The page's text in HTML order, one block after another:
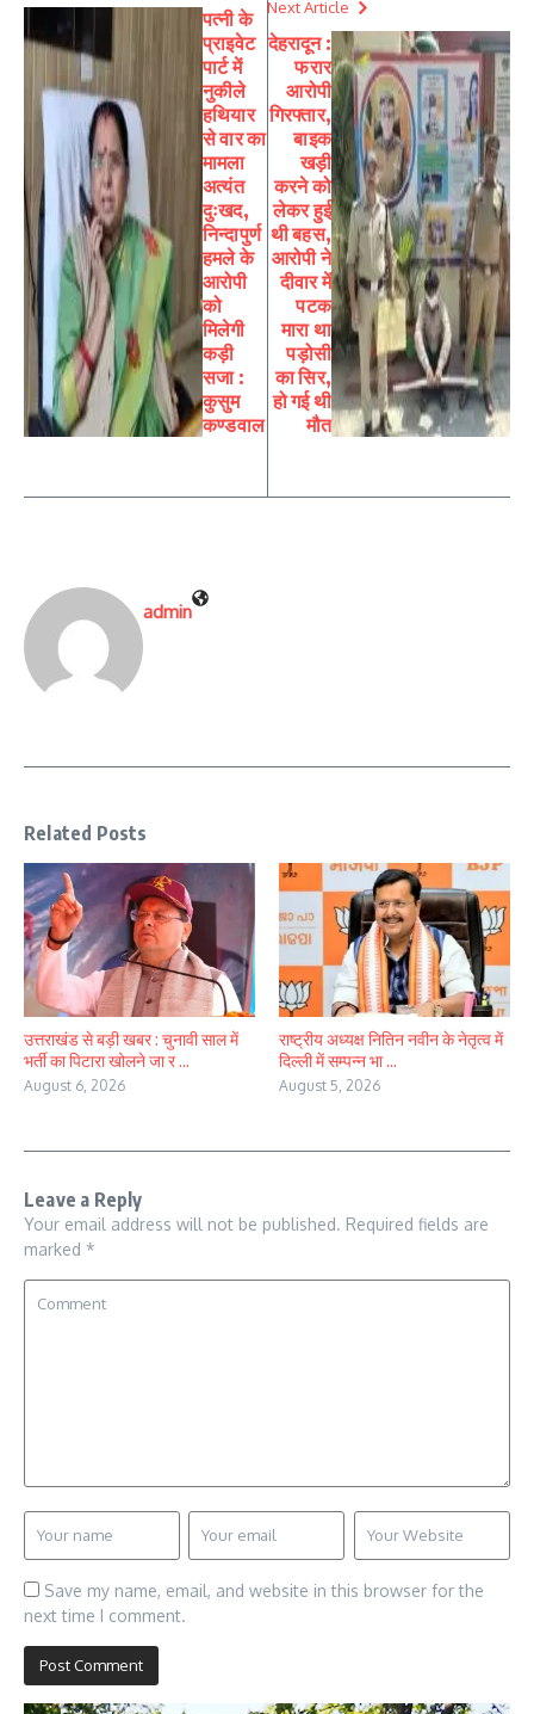
पत्नी के
प्राइवेट
पार्ट में
नुकीले
हथियार
से वार का
मामला
अत्यंत
दुःखद,
निन्दापुर्ण
हमले के
आरोपी
को
मिलेगी
कड़ी
सजा :
कुसुम
कण्डवाल
Next Article
देहरादून :
फरार
आरोपी
गिरफ्तार,
बाइक
खड़ी
करने को
लेकर हुई
थी बहस,
आरोपी ने
दीवार में
पटक
मारा था
पड़ोसी
का सिर,
हो गई थी
मौत
admin
Related Posts
उत्तराखंड से बड़ी खबर : चुनावी साल में
भर्ती का पिटारा खोलने जा र ...
August 6, 2026
राष्ट्रीय अध्यक्ष नितिन नवीन के नेतृत्व में
दिल्ली में सम्पन्न भा ...
August 5, 2026
Leave a Reply
Your email address will not be published. Required fields are
marked *
Save my name, email, and website in this browser for the
next time I comment.